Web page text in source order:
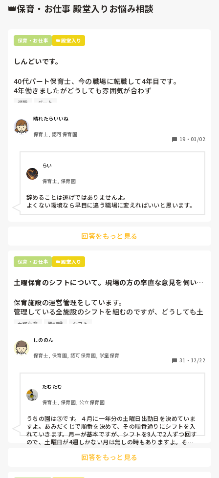
とした保育。
わっていく。また、非認知能力を育てていけるような保育。
なぜ卒園児にこだわるか、私は今まで、3回卒園児を送り出
してきています。
一度目は、次の年も残るので、無事に送り出しました。
れるって保育士っていい仕事だなと感じた、3年目。
次に卒園児をもったときは、3月中旬に突然異動宣告。何か
したかな？笑
結局、送り出しもまともにできず、ランドセル姿なんて…そ
れは5年目の時でした。
そして、今。
保育士って、なんでしょう？
こんなにもバタバタしながら、転職を考えないといけない職
自分は、ひとつの園で長く働くイメージをしていたので、な
んとも言えない感情がグルグルしています。
決断の3月。
正直休みたい。
が、その後を考えると良い。
なんで4月からきっちり働かなきゃダメみたいな世の中な
の？
そんなんで長くなりましたが、
転職経験のある方や、日頃、園の保育や周りの職員の保育に
疑問を感じる方など、様々な意見をいただきたいです。
よろしくお願いします。
👑保育・お仕事 殿堂入りお悩み相談
保育・お仕事 👑殿堂入り
しんどいです。
40代パート保育士、今の職場に転職して4年目です。
4年働きましたがどうしても雰囲気が合わず
退職しようと思っています。
周りの職員は、勤続10年以上から何十年という先生がほとん
どです。
保護者子どもの愚痴悪口が多く、
今で言う不適切保育も
仕方ないよね
もう何も言わずに
子どもの言いなりになればいいんだね
などいう意見で…
上の先生に相談することは難しそうです。
最後の職場にしようと思っていましたが
辞めることは逃げ、と、過去辞めた人も何年も言われ続けて
います
退職 パート
晴れたらいいね
保育士, 認可保育園
19 ・ 01/02
らい
保育士, 保育園
辞めることは逃げではありませんよ。
よくない環境なら早目に違う職場に変えればいいと思います。
回答をもっと見る
保育・お仕事 👑殿堂入り
土曜保育のシフトについて。現場の方の率直な意見を伺いた
保育施設の運営管理をしています。
管理している全施設のシフトを組むのですが、どうしても土
曜保育だけは入れる方が少なく、いつも苦労しています。
て入職しているはずですが、いざ勤務が始まると一日も土曜
出勤が出来ない方ばかりです。
①土曜日の希望休は2日まで、と制限をかける
②毎月、必ず土曜保育に入ることのできる日を1日だけピッ
クアップしてもらう
③仮シフトが出た時、土曜出勤が難しければ自身で代わりの
人を交渉して見つけてもらう
上記のいずれかの対策を取り入れることを考えています。
土曜保育 管理職 シフト
しののん
保育士, 保育園, 認可保育園, 学童保育
31 ・ 12/22
たむたむ
保育士, 保育園, 公立保育園
うちの園は③です。４月に一年分の土曜日出勤日を決めていま
すよ。あみだくじで順番を決めて、その順番通りにシフトを入
れていきます。月一が基本ですが、シフトを9人で2人ずつ回す
ので、土曜日が4週しかない月は無しの時もありますよ。その
て貰い、主任に報告してます。
回答をもっと見る